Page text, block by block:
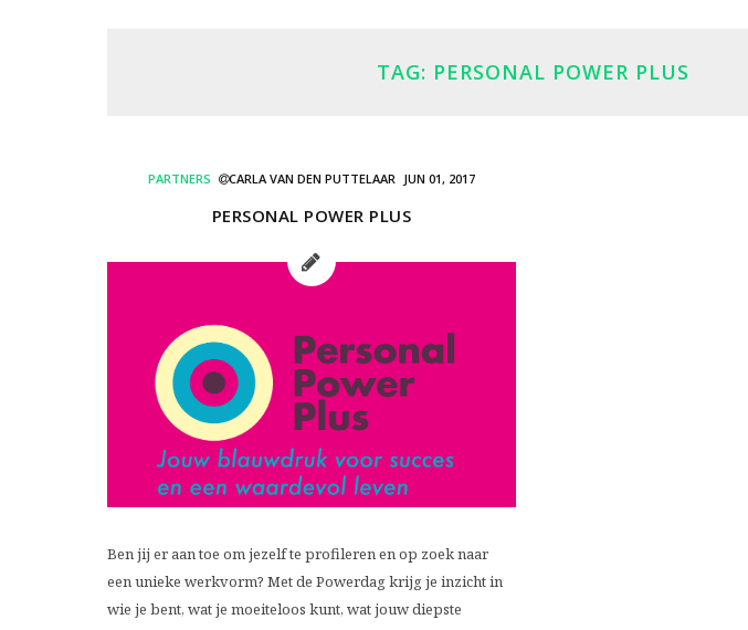
TAG: PERSONAL POWER PLUS
PARTNERS CARLA VAN DEN PUTTELAAR JUN 01, 2017
PERSONAL POWER PLUS
Ben jij er aan toe om jezelf te profileren en op zoek naar
een unieke werkvorm? Met de Powerdag krijg je inzicht in
wie je bent, wat je moeiteloos kunt, wat jouw diepste